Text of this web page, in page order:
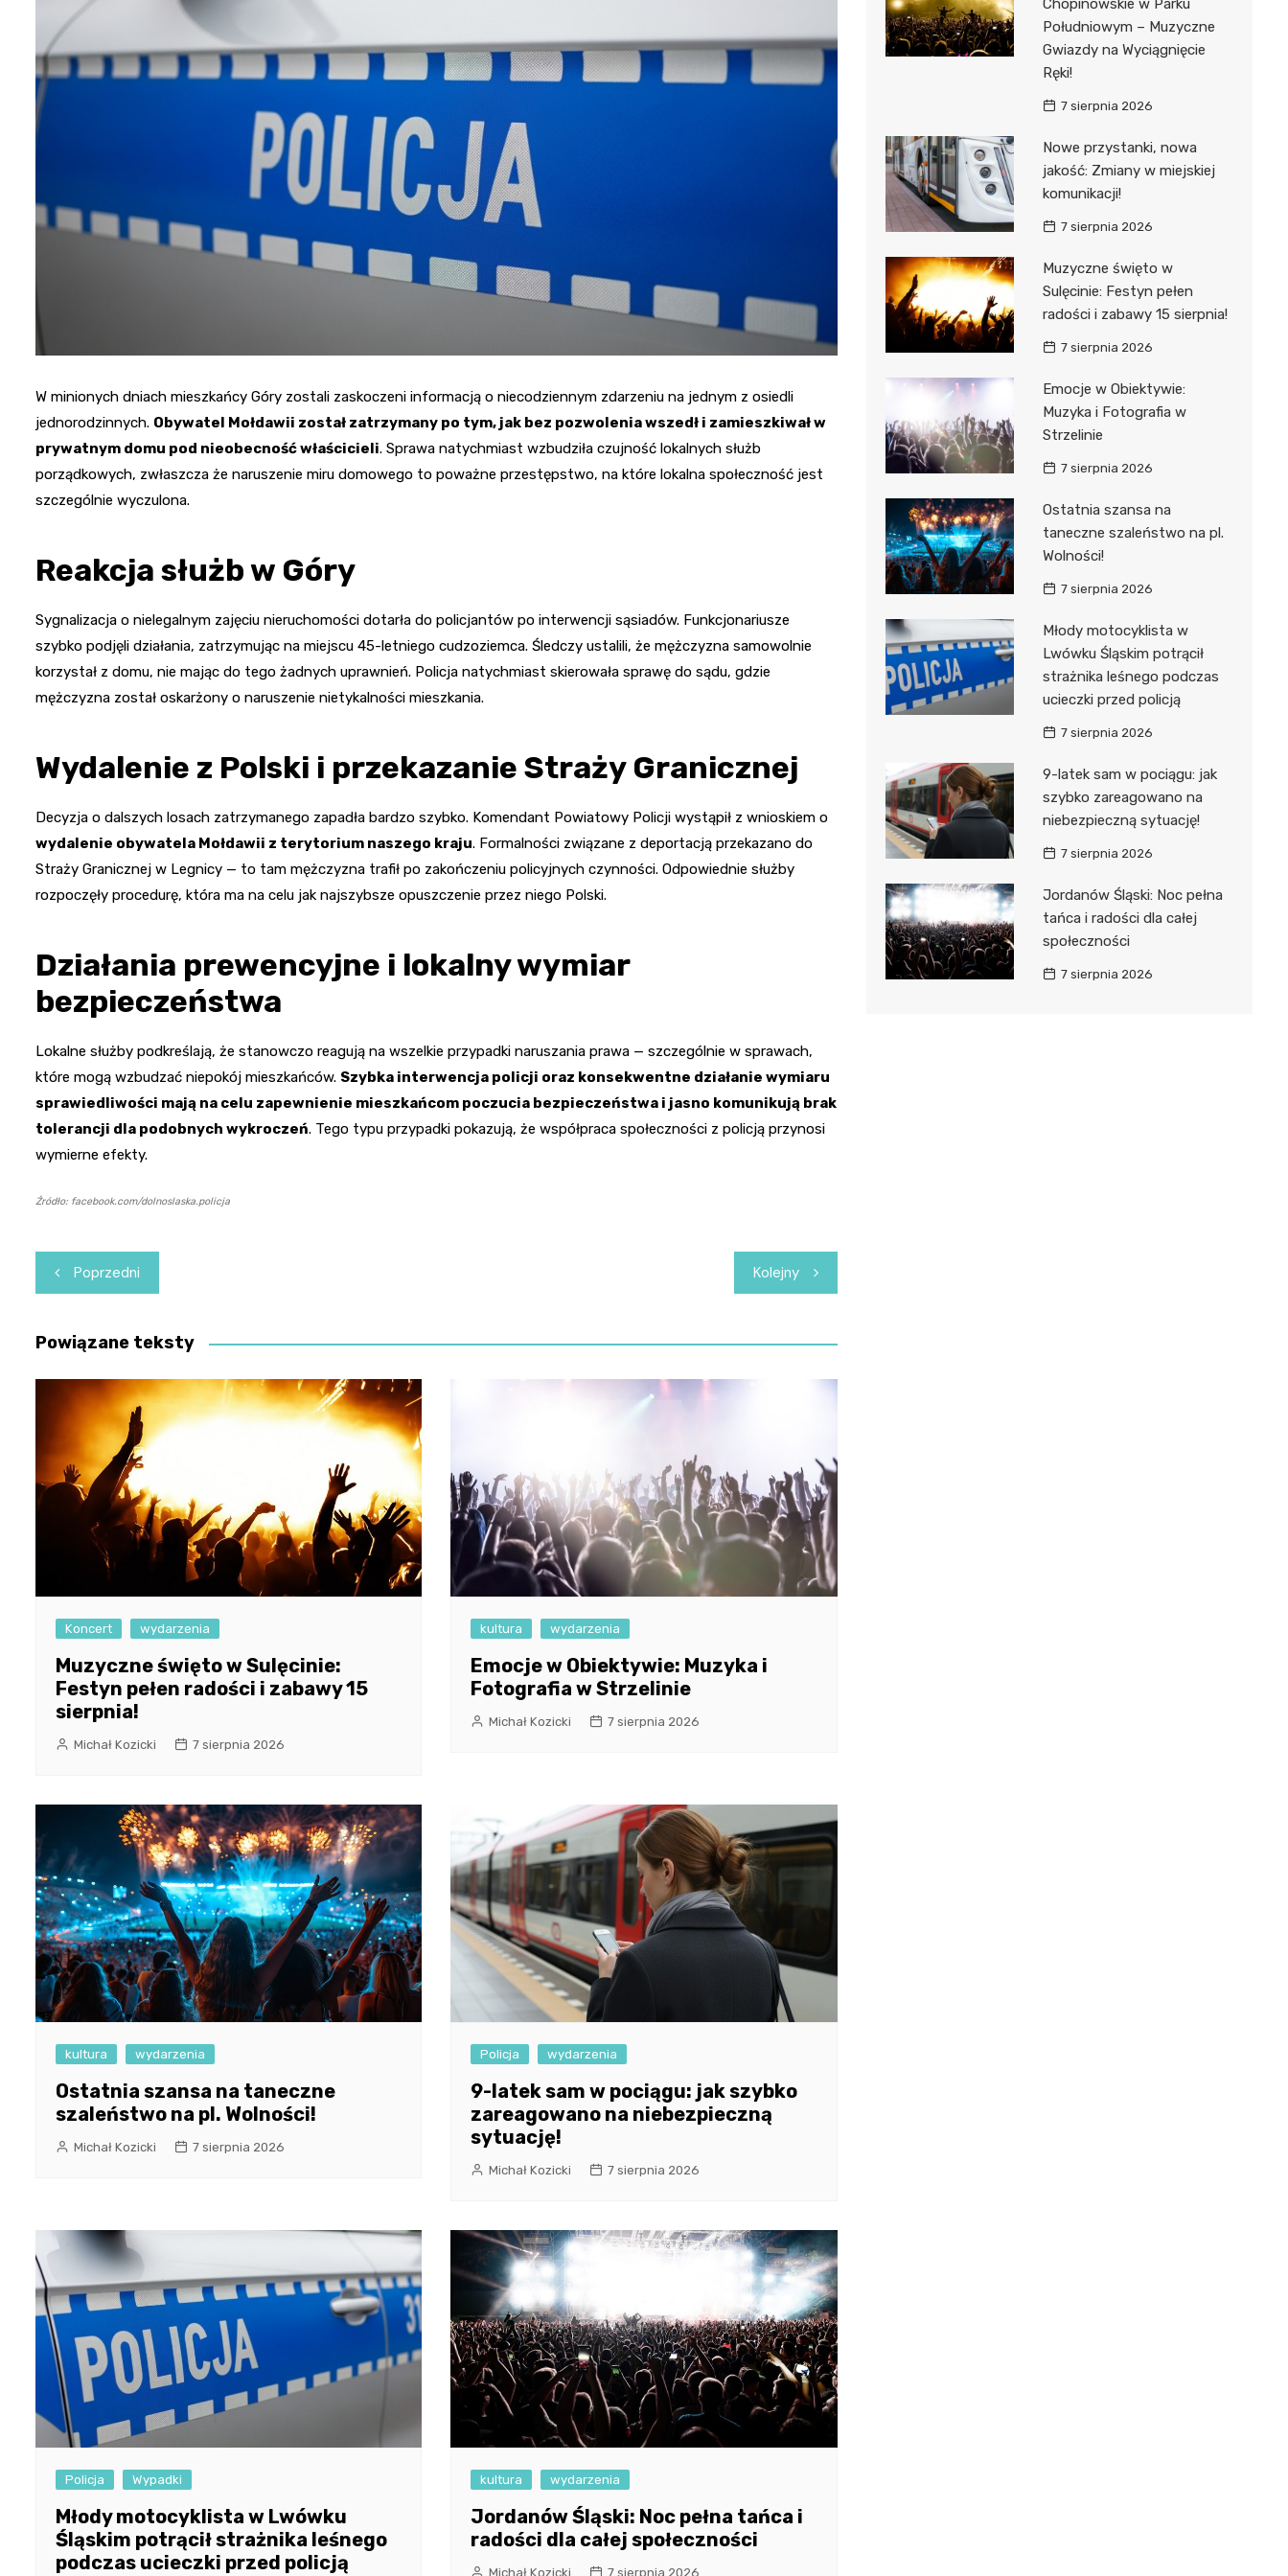
Kino
W minionych dniach mieszkańcy Góry zostali zaskoczeni informacją o niecodziennym zdarzeniu na jednym z osiedli
jednorodzinnych. Obywatel Mołdawii został zatrzymany po tym, jak bez pozwolenia wszedł i zamieszkiwał w
prywatnym domu pod nieobecność właścicieli. Sprawa natychmiast wzbudziła czujność lokalnych służb
porządkowych, zwłaszcza że naruszenie miru domowego to poważne przestępstwo, na które lokalna społeczność jest
szczególnie wyczulona.
Reakcja służb w Góry
Sygnalizacja o nielegalnym zajęciu nieruchomości dotarła do policjantów po interwencji sąsiadów. Funkcjonariusze
szybko podjęli działania, zatrzymując na miejscu 45-letniego cudzoziemca. Śledczy ustalili, że mężczyzna samowolnie
korzystał z domu, nie mając do tego żadnych uprawnień. Policja natychmiast skierowała sprawę do sądu, gdzie
mężczyzna został oskarżony o naruszenie nietykalności mieszkania.
Wydalenie z Polski i przekazanie Straży Granicznej
Decyzja o dalszych losach zatrzymanego zapadła bardzo szybko. Komendant Powiatowy Policji wystąpił z wnioskiem o
wydalenie obywatela Mołdawii z terytorium naszego kraju. Formalności związane z deportacją przekazano do
Straży Granicznej w Legnicy — to tam mężczyzna trafił po zakończeniu policyjnych czynności. Odpowiednie służby
rozpoczęły procedurę, która ma na celu jak najszybsze opuszczenie przez niego Polski.
Działania prewencyjne i lokalny wymiar
bezpieczeństwa
Lokalne służby podkreślają, że stanowczo reagują na wszelkie przypadki naruszania prawa — szczególnie w sprawach,
które mogą wzbudzać niepokój mieszkańców. Szybka interwencja policji oraz konsekwentne działanie wymiaru
sprawiedliwości mają na celu zapewnienie mieszkańcom poczucia bezpieczeństwa i jasno komunikują brak
tolerancji dla podobnych wykroczeń. Tego typu przypadki pokazują, że współpraca społeczności z policją przynosi
wymierne efekty.
Źródło: facebook.com/dolnoslaska.policja
Nawigacja
wpisu
Poprzedni Kolejny
Powiązane teksty
Koncert wydarzenia
Muzyczne święto w Sulęcinie:
Festyn pełen radości i zabawy 15
sierpnia!
Michał Kozicki 7 sierpnia 2026
kultura wydarzenia
Emocje w Obiektywie: Muzyka i
Fotografia w Strzelinie
Michał Kozicki 7 sierpnia 2026
kultura wydarzenia
Ostatnia szansa na taneczne
szaleństwo na pl. Wolności!
Michał Kozicki 7 sierpnia 2026
Policja wydarzenia
9-latek sam w pociągu: jak szybko
zareagowano na niebezpieczną
sytuację!
Michał Kozicki 7 sierpnia 2026
Policja Wypadki
Młody motocyklista w Lwówku
Śląskim potrącił strażnika leśnego
podczas ucieczki przed policją
kultura wydarzenia
Jordanów Śląski: Noc pełna tańca i
radości dla całej społeczności
Michał Kozicki 7 sierpnia 2026
Chopinowskie w Parku
Południowym – Muzyczne
Gwiazdy na Wyciągnięcie
Ręki!
7 sierpnia 2026
Nowe przystanki, nowa
jakość: Zmiany w miejskiej
komunikacji!
7 sierpnia 2026
Muzyczne święto w
Sulęcinie: Festyn pełen
radości i zabawy 15 sierpnia!
7 sierpnia 2026
Emocje w Obiektywie:
Muzyka i Fotografia w
Strzelinie
7 sierpnia 2026
Ostatnia szansa na
taneczne szaleństwo na pl.
Wolności!
7 sierpnia 2026
Młody motocyklista w
Lwówku Śląskim potrącił
strażnika leśnego podczas
ucieczki przed policją
7 sierpnia 2026
9-latek sam w pociągu: jak
szybko zareagowano na
niebezpieczną sytuację!
7 sierpnia 2026
Jordanów Śląski: Noc pełna
tańca i radości dla całej
społeczności
7 sierpnia 2026